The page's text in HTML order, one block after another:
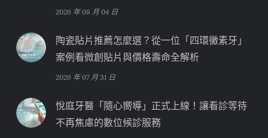
2026 年 08 月 04 日
陶瓷貼片推薦怎麼選？從一位「四環黴素牙」
案例看微創貼片與價格壽命全解析
2026 年 07 月 31 日
悅庭牙醫「隨心嚮導」正式上線！讓看診等待
不再焦慮的數位候診服務